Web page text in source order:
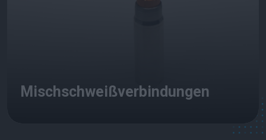
Mischschweißverbindungen